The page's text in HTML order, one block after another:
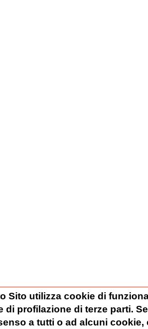
Sito utilizza cookie di
di profilazione di terze parti.
a tutti o ad alcuni